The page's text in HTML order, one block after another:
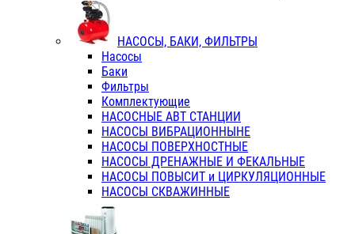
НАСОСЫ, БАКИ, ФИЛЬТРЫ
Насосы
Баки
Фильтры
Комплектующие
НАСОСНЫЕ АВТ СТАНЦИИ
НАСОСЫ ВИБРАЦИОННЫНЕ
НАСОСЫ ПОВЕРХНОСТНЫЕ
НАСОСЫ ДРЕНАЖНЫЕ И ФЕКАЛЬНЫЕ
НАСОСЫ ПОВЫСИТ и ЦИРКУЛЯЦИОННЫЕ
НАСОСЫ СКВАЖИННЫЕ